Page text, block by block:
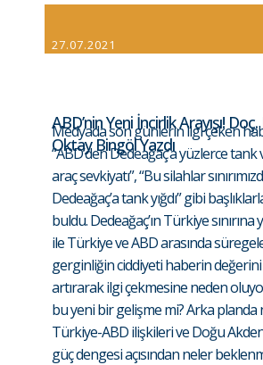
27.07.2021
ABD’nin Yeni İncirlik Arayışı! Doç.
Oktay Bingöl Yazdı
Medyada son günlerin ilgi çeken
“ABD’den Dedeağaç’a yüzlerce tank
araç sevkiyatı”, “​Bu silahlar
Dedeağaç’a tank yığdı” gibi
buldu. Dedeağaç’ın Türkiye sınırına
ile Türkiye ve ABD arasında
gerginliğin ciddiyeti haberin değerini
artırarak ilgi çekmesine neden
bu yeni bir gelişme mi? Arka planda
Türkiye-ABD ilişkileri ve Doğu
güç dengesi açısından neler